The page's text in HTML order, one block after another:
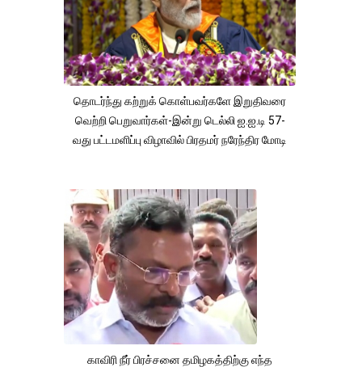
தொடர்ந்து கற்றுக் கொள்பவர்களே இறுதிவரை
வெற்றி பெறுவார்கள்-இன்று டெல்லி ஐ.ஐ.டி 57-
வது பட்டமளிப்பு விழாவில் பிரதமர் நரேந்திர மோடி
காவிரி நீர் பிரச்சனை தமிழகத்திற்கு எந்த